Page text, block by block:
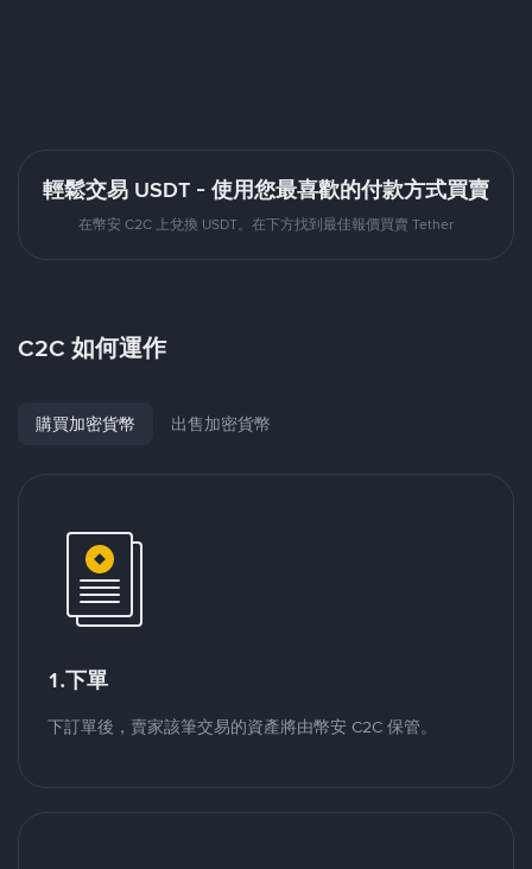
輕鬆交易 USDT - 使用您最喜歡的付款方式買賣
在幣安 C2C 上兌換 USDT。在下方找到最佳報價買賣 Tether
C2C 如何運作
購買加密貨幣 出售加密貨幣
1.下單
下訂單後，賣家該筆交易的資產將由幣安 C2C 保管。